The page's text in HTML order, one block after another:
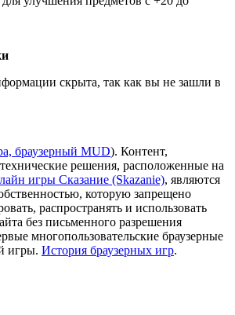
скрыта, так как вы не зашли в
браузерный MUD). Контент,
решения, расположенные на
игры Сказание (Skazanie), являются
которую запрещено
распространять и использовать
без письменного разрешения
многопользовательские браузерные
игры. История браузерных игр.